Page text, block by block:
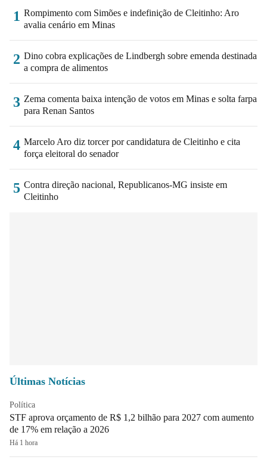
1 Rompimento com Simões e indefinição de Cleitinho: Aro
avalia cenário em Minas
2 Dino cobra explicações de Lindbergh sobre emenda destinada
a compra de alimentos
3 Zema comenta baixa intenção de votos em Minas e solta farpa
para Renan Santos
4 Marcelo Aro diz torcer por candidatura de Cleitinho e cita
força eleitoral do senador
5 Contra direção nacional, Republicanos-MG insiste em
Cleitinho
Últimas Notícias
Política
STF aprova orçamento de R$ 1,2 bilhão para 2027 com aumento
de 17% em relação a 2026
Há 1 hora